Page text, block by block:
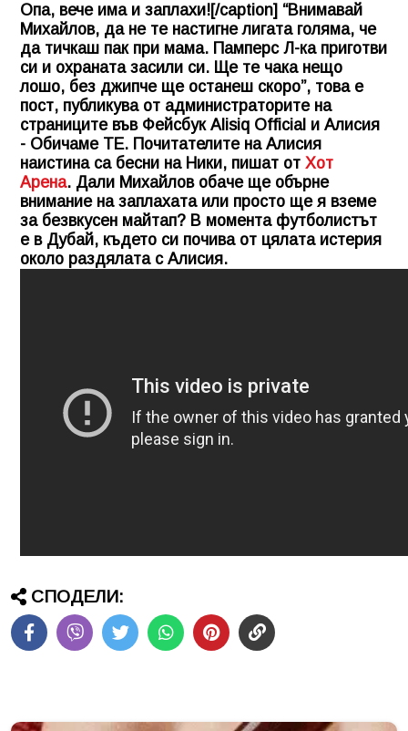
Опа, вече има и заплахи![/caption] “Внимавай
Михайлов, да не те настигне лигата голяма, че
да тичкаш пак при мама. Памперс Л-ка приготви
си и охраната засили си. Ще те чака нещо
лошо, без джипче ще останеш скоро”, това е
пост, публикува от администраторите на
страниците във Фейсбук Alisiq Official и Алисия
- Обичаме ТЕ. Почитателите на Алисия
наистина са бесни на Ники, пишат от Хот
Арена. Дали Михайлов обаче ще обърне
внимание на заплахата или просто ще я вземе
за безвкусен майтап? В момента футболистът
е в Дубай, където си почива от цялата истерия
около раздялата с Алисия.
СПОДЕЛИ: